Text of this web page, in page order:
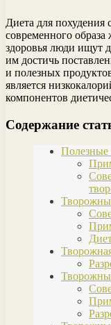
Диета для похудения
современного
здоровья люди ищут
им достичь
и полезных
является
компонентов
Содержание
Полезные